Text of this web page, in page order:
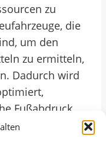
zu
die
um den
zu ermitteln,
Dadurch wird
Fußabdruck
Die Gemeinde